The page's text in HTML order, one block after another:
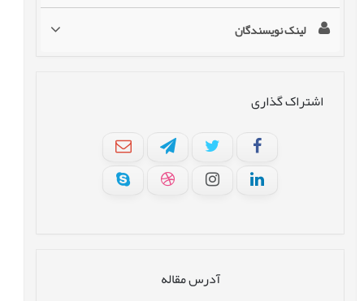
لینک نویسندگان
اشتراک گذاری
آدرس مقاله